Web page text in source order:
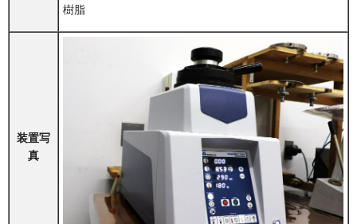
樹脂
装置写
真